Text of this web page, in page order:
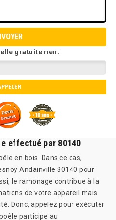
gratuitement
effectué par 80140
en bois. Dans ce cas,
Andainville 80140 pour
le ramonage contribue à la
de votre appareil mais
Donc, appelez pour exécuter
participe au